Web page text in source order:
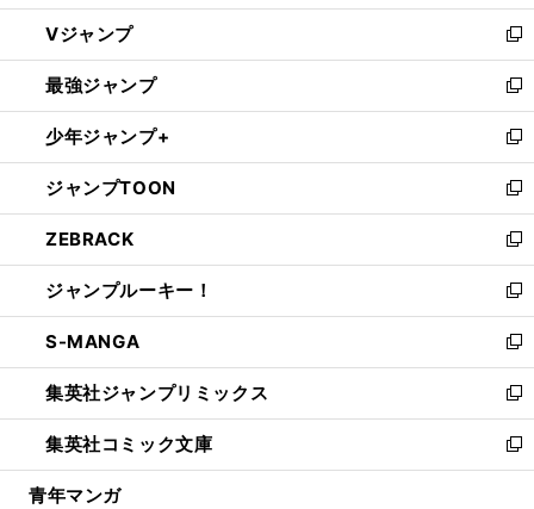
ウ
ィ
ン
ド
ウ
で
開
く
し
い
ウ
ィ
ン
ド
ウ
で
開
く
Vジャンプ
新
し
い
ウ
ィ
ン
ド
ウ
で
開
く
最強ジャンプ
新
し
い
ウ
ィ
ン
ド
ウ
で
開
く
少年ジャンプ+
新
し
い
ウ
ィ
ン
ド
ウ
で
開
く
ジャンプTOON
新
し
い
ウ
ィ
ン
ド
ウ
で
開
く
ZEBRACK
新
し
い
ウ
ィ
ン
ド
ウ
で
開
ジャンプルーキー！
新
し
い
ウ
ィ
ン
ド
ウ
S-MANGA
新
し
い
ウ
ィ
ン
集英社ジャンプリミックス
新
し
い
ウ
集英社コミック文庫
新
し
青年マンガ